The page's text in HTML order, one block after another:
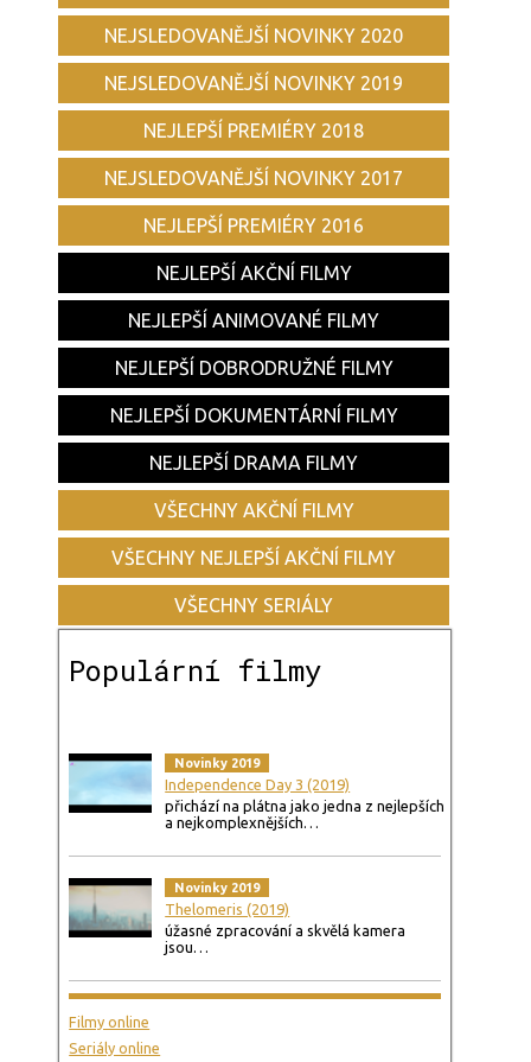
NEJSLEDOVANĚJŠÍ NOVINKY 2020
NEJSLEDOVANĚJŠÍ NOVINKY 2019
NEJLEPŠÍ PREMIÉRY 2018
NEJSLEDOVANĚJŠÍ NOVINKY 2017
NEJLEPŠÍ PREMIÉRY 2016
NEJLEPŠÍ AKČNÍ FILMY
NEJLEPŠÍ ANIMOVANÉ FILMY
NEJLEPŠÍ DOBRODRUŽNÉ FILMY
NEJLEPŠÍ DOKUMENTÁRNÍ FILMY
NEJLEPŠÍ DRAMA FILMY
VŠECHNY AKČNÍ FILMY
VŠECHNY NEJLEPŠÍ AKČNÍ FILMY
VŠECHNY SERIÁLY
Populární filmy
Novinky 2019
Independence Day 3 (2019)
přichází na plátna jako jedna z nejlepších
a nejkomplexnějších…
Novinky 2019
Thelomeris (2019)
úžasné zpracování a skvělá kamera
jsou…
Filmy online
Seriály online